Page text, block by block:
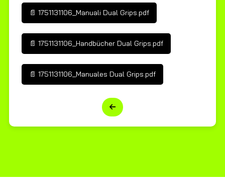
📄 1751131106_Manuali Dual Grips.pdf
📄 1751131106_Handbücher Dual Grips.pdf
📄 1751131106_Manuales Dual Grips.pdf